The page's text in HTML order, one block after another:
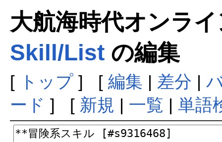
大航海時代オンラ
Skill/Listの編集
[ トップ] [ 編集 | 差分 |
ード ] [ 新規 | 一覧 | 単語